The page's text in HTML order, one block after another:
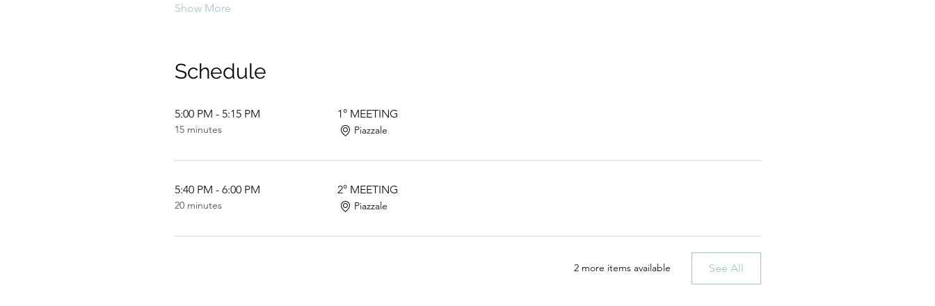
Show More
Schedule
5:00 PM - 5:15 PM
15 minutes
1° MEETING
Piazzale
5:40 PM - 6:00 PM
20 minutes
2° MEETING
Piazzale
2 more items available See All